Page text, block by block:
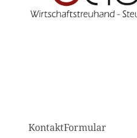
KontaktFormular